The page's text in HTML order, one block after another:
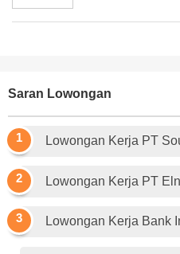
Saran Lowongan
Lowongan Kerja PT
Lowongan Kerja PT
Lowongan Kerja Bank